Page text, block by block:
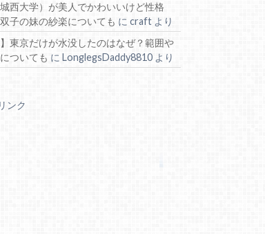
西大学）が美人でかわいいけど性格
子の妹の紗楽についても にcraft より
】東京だけが水没したのはなぜ？範囲や
ついても にLonglegsDaddy8810 より
ンク